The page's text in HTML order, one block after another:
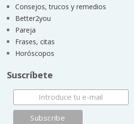
Consejos, trucos y remedios
Better2you
Pareja
Frases, citas
Horóscopos
Suscríbete